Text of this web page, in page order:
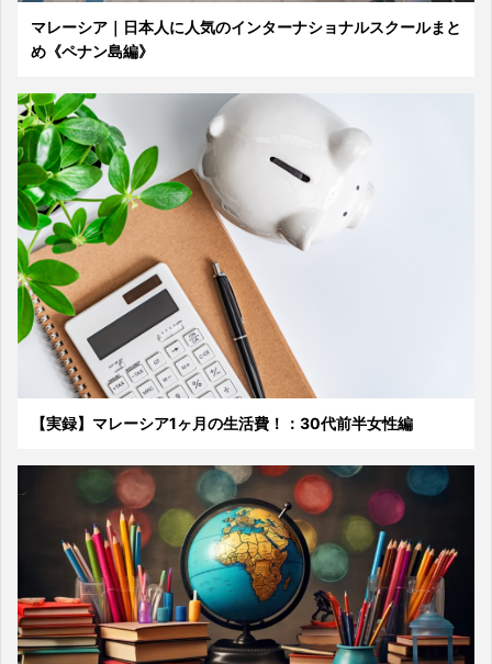
マレーシア｜日本人に人気のインターナショナルスクールまと
め《ペナン島編》
【実録】マレーシア1ヶ月の生活費！：30代前半女性編